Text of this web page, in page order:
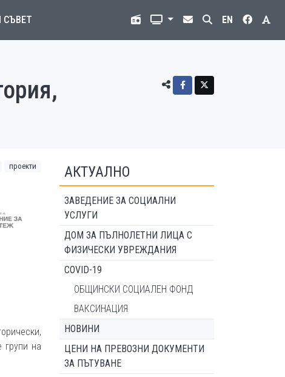
EN
проекти
групи на
АКТУАЛНО
ЗАВЕДЕНИЕ ЗА СОЦИАЛНИ
УСЛУГИ
ДОМ ЗА ПЪЛНОЛЕТНИ ЛИЦА С
ФИЗИЧЕСКИ УВРЕЖДАНИЯ
COVID-19
ОБЩИНСКИ СОЦИАЛЕН ФОНД
ВАКСИНАЦИЯ
НОВИНИ
ЦЕНИ НА ПРЕВОЗНИ ДОКУМЕНТИ
ЗА ПЪТУВАНЕ